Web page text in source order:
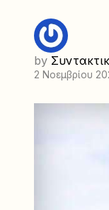
by
2 Νοεμβρίου